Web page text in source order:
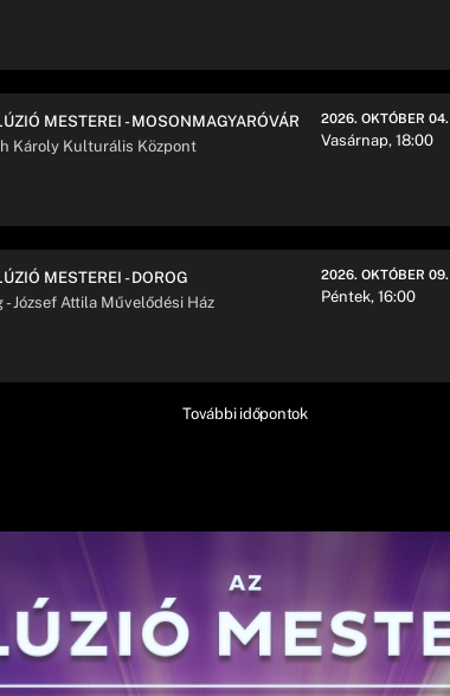
MESTEREI - MOSONMAGYARÓVÁR
Károly Kulturális Központ
2026. OKTÓBER 04.
Vasárnap, 18:00
MESTEREI - DOROG
- József Attila Művelődési Ház
2026. OKTÓBER 09.
Péntek, 16:00
További időpontok